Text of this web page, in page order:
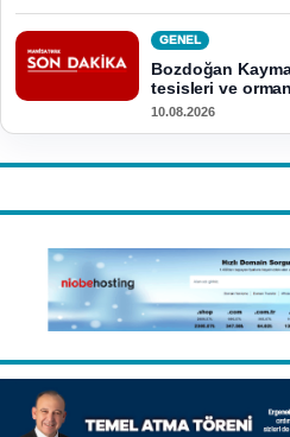
GENEL
Bozdoğan
tesisleri ve
10.08.2026